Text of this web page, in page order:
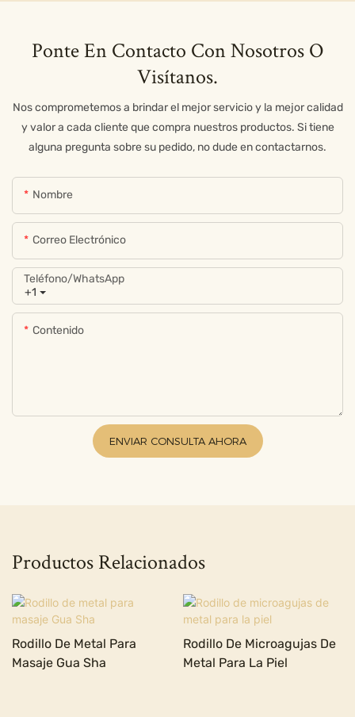
Ponte En Contacto Con Nosotros O
Visítanos.
Nos comprometemos a brindar el mejor servicio y la mejor calidad
y valor a cada cliente que compra nuestros productos. Si tiene
alguna pregunta sobre su pedido, no dude en contactarnos.
Nombre
Correo Electrónico
+1
Teléfono/WhatsApp
Contenido
ENVIAR CONSULTA AHORA
Productos Relacionados
Rodillo De Metal Para
Masaje Gua Sha
Rodillo De Microagujas De
Metal Para La Piel